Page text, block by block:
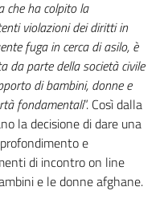
che ha colpito la
violazioni dei diritti in
fuga in cerca di asilo, è
da parte della società civile
di bambini, donne e
fondamentali”. Così dalla
la decisione di dare una
e
di incontro on line
e le donne afghane.